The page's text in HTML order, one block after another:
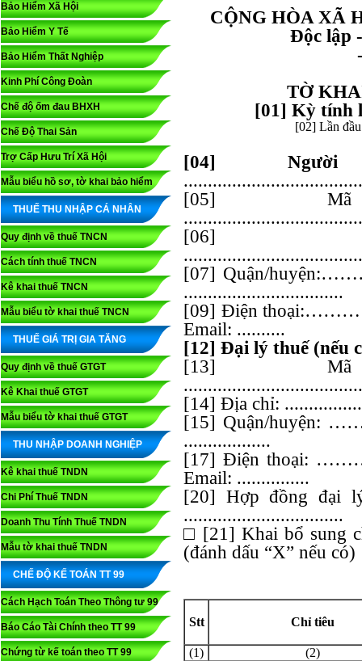
Bảo Hiểm Xã Hội
Bảo Hiểm Y Tế
Bảo Hiểm Thất Nghiệp
Kinh Phí Công Đoàn
Chế độ ốm đau BHXH
Chế Độ Thai Sản
Trợ Cấp Hưu Trí Xã Hội
Mẫu biểu hồ sơ, tờ khai bảo hiểm
THUẾ THU NHẬP CÁ NHÂN
Quy định về thuế TNCN
Cách tính thuế TNCN
Kê khai thuế TNCN
Mẫu biểu tờ khai thuế TNCN
THUẾ GIÁ TRỊ GIA TĂNG
Quy định về thuế GTGT
Kê Khai thuế GTGT
Mẫu biểu tờ khai thuế GTGT
THU NHẬP DOANH NGHIỆP
Kê khai thuế TNDN
Chi Phí Thuế TNDN
Doanh Thu Tính Thuế TNDN
Mẫu tờ khai thuế TNDN
CHẾ ĐỘ KẾ TOÁN TT 99
Cách Hạch Toán Theo Thông tư 99
Báo Cáo Tài Chính theo TT 99
Chứng từ kế toán theo TT 99
CỘNG HÒA XÃ
Độc lập
TỜ
[01] Kỳ tính
[02] Lần đầu
[04]
[05]
[06]
[07] Quận/
.................................
[09] Điện
Email: ..........
[12] Đại lý thuế (nếu
[13]
[14] Địa chỉ:
[15] Quận/huyện:
..................
[17] Điện thoại:
Email: ...............
[20] Hợp đồng
.................................
□ [21] Khai bổ sung
(đánh dấu “X” nếu có)
Stt Chỉ tiêu
(1) (2)